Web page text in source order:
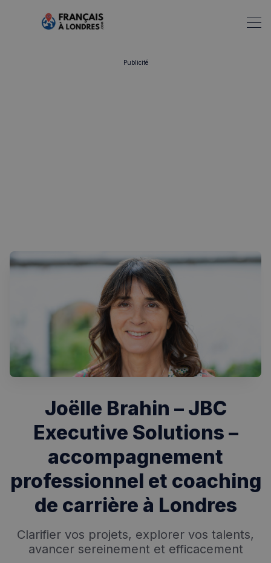
Rechercher dans Français à Londres - Magazine
Annuaire des professionnels
Publicité
Joëlle Brahin – JBC
Executive Solutions –
accompagnement
professionnel et coaching
de carrière à Londres
Clarifier vos projets, explorer vos talents,
avancer sereinement et efficacement